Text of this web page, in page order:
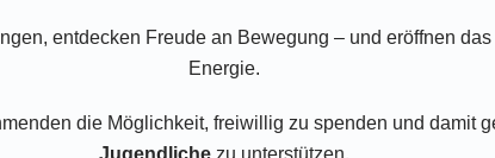
entdecken Freude an Bewegung – und eröffnen
Energie.
die Möglichkeit, freiwillig zu spenden und damit
Jugendliche zu unterstützen.